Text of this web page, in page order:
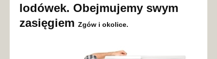
lodówek. Obejmujemy swym
zasięgiem Zgów i okolice.